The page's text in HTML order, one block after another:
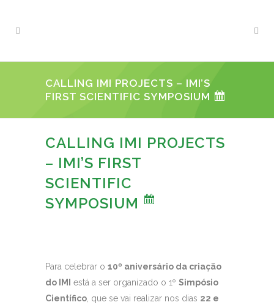
CALLING IMI PROJECTS – IMI’S
FIRST SCIENTIFIC SYMPOSIUM
CALLING IMI PROJECTS
– IMI’S FIRST
SCIENTIFIC
SYMPOSIUM
Para celebrar o 10º aniversário da criação
do IMI
está a ser organizado o 1º Simpósio
Científico , que se vai realizar nos dias 22 e